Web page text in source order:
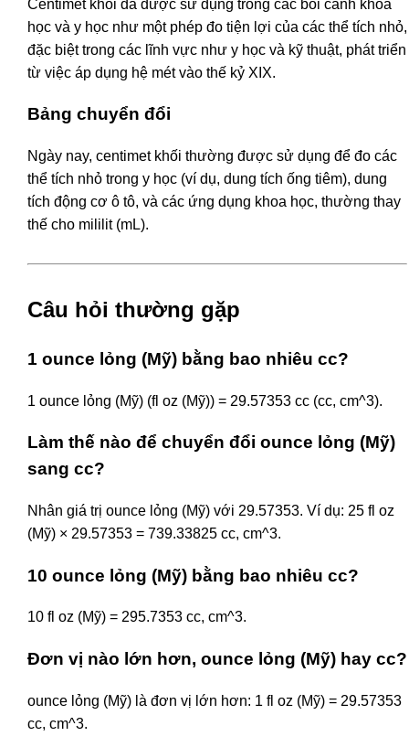
Centimet khối đã được sử dụng trong các bối cảnh khoa
học và y học như một phép đo tiện lợi của các thể tích nhỏ,
đặc biệt trong các lĩnh vực như y học và kỹ thuật, phát triển
từ việc áp dụng hệ mét vào thế kỷ XIX.
Bảng chuyển đổi
Ngày nay, centimet khối thường được sử dụng để đo các
thể tích nhỏ trong y học (ví dụ, dung tích ống tiêm), dung
tích động cơ ô tô, và các ứng dụng khoa học, thường thay
thế cho mililit (mL).
Câu hỏi thường gặp
1 ounce lỏng (Mỹ) bằng bao nhiêu cc?
1 ounce lỏng (Mỹ) (fl oz (Mỹ)) = 29.57353 cc (cc, cm^3).
Làm thế nào để chuyển đổi ounce lỏng (Mỹ)
sang cc?
Nhân giá trị ounce lỏng (Mỹ) với 29.57353. Ví dụ: 25 fl oz
(Mỹ) × 29.57353 = 739.33825 cc, cm^3.
10 ounce lỏng (Mỹ) bằng bao nhiêu cc?
10 fl oz (Mỹ) = 295.7353 cc, cm^3.
Đơn vị nào lớn hơn, ounce lỏng (Mỹ) hay cc?
ounce lỏng (Mỹ) là đơn vị lớn hơn: 1 fl oz (Mỹ) = 29.57353
cc, cm^3.